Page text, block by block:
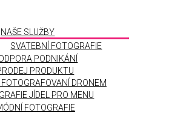
NAŠE SLUŽBY
SVATEBNÍ FOTOGRAFIE
PODNIKÁNÍ
PRODUKTU
FOTOGRAFOVANÍ DRONEM
JÍDEL PRO MENU
FOTOGRAFIE